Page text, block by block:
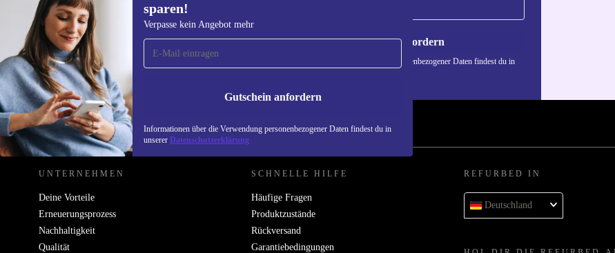
sparen!
Verpasse kein Angebot mehr
Gutschein anfordern
Informationen über die Verwendung personenbezogener Daten findest du in
unserer Datenschutzerklärung
Erstmals zum Newsletter
anmelden, 15 € sparen!
Verpasse kein Angebot mehr.
Gutschein anfordern
Informationen über die Verwendung personenbezogener Daten findest du in
REFURBED DEUTSCHLAND - RETHINK NEW.
UNTERNEHMEN
Deine Vorteile
Erneuerungsprozess
Nachhaltigkeit
Qualität
SCHNELLE HILFE
Häufige Fragen
Produktzustände
Rückversand
Garantiebedingungen
REFURBED IN
Deutschland